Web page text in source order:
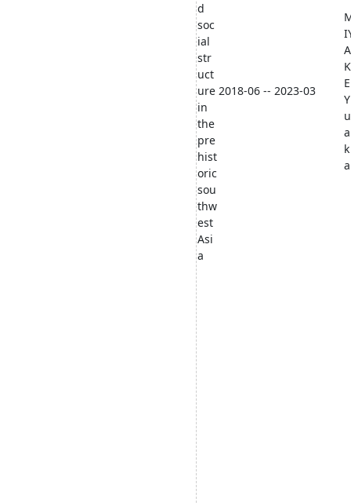
d
soc
ial
str
uct
ure
in
the
pre
hist
oric
sou
thw
est
Asi
a
2018-06 -- 2023-03
A
K
E
Y
a
k
a